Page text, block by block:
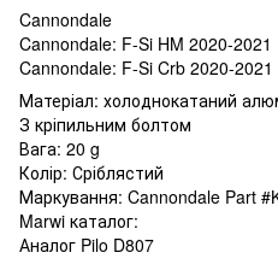
Cannondale
Cannondale: F-Si HM 2020-2021
Cannondale: F-Si Crb 2020-2021
Матеріал: холоднокатаний
З кріпильним болтом
Вага: 20 g
Колір: Сріблястий
Маркування: Cannondale Part
Marwi каталог:
Аналог Pilo D807